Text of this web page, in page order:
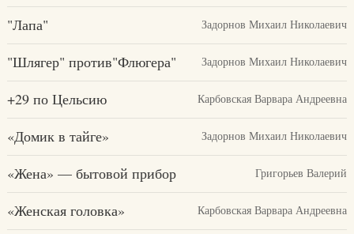
"Лапа" Задорнов Михаил Николаевич
"Шлягер" против"Флюгера" Задорнов Михаил Николаевич
+29 по Цельсию Карбовская Варвара Андреевна
«Домик в тайге» Задорнов Михаил Николаевич
«Жена» — бытовой прибор Григорьев Валерий
«Женская головка» Карбовская Варвара Андреевна